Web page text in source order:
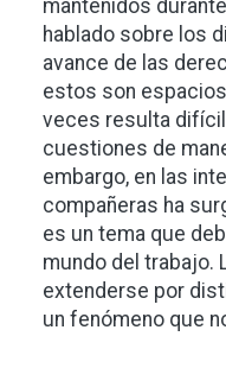
mantenidos
hablado sobre los
avance de las
estos son
veces resulta
cuestiones de
embargo, en las
compañeras ha
es un tema que
mundo del trabajo.
extenderse por
un fenómeno que